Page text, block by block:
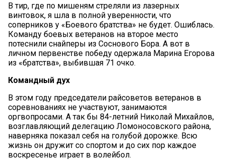
В тир, где по мишеням стреляли из лазерных
винтовок, я шла в полной уверенности, что
соперников у «Боевого братства» не будет. Ошиблась.
Команду боевых ветеранов на второе место
потеснили снайперы из Соснового Бора. А вот в
личном первенстве победу одержала Марина Егорова
из «братства», выбившая 71 очко.
Командный дух
В этом году председатели райсоветов ветеранов в
соревнованиях не участвуют, занимаются
оргвопросами. А так бы 84-летний Николай Михайлов,
возглавляющий делегацию Ломоносовского района,
наверняка показал себя на голубой дорожке. Всю
жизнь он дружит со спортом и до сих пор каждое
воскресенье играет в волейбол.